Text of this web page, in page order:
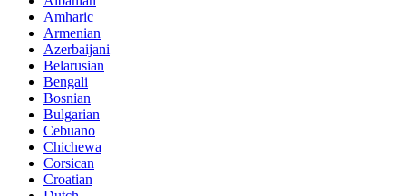
Amharic
Armenian
Azerbaijani
Belarusian
Bengali
Bosnian
Bulgarian
Cebuano
Chichewa
Corsican
Croatian